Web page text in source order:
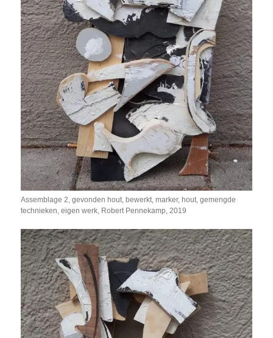
Assemblage 2, gevonden hout, bewerkt, marker, hout, gemengde
technieken, eigen werk, Robert Pennekamp, 2019